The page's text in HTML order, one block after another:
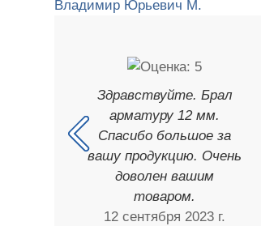
Здравствуйте. Брал
арматуру 12 мм.
Спасибо большое за
вашу продукцию. Очень
доволен вашим
товаром.
12 сентября 2023 г.